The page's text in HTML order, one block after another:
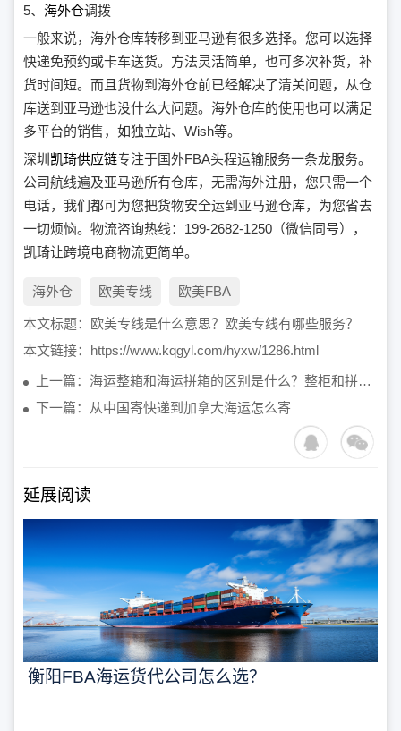
5、 海外仓调拨
一般来说，海外仓库转移到亚马逊有很多选择。您可以选择
快递免预约或卡车送货。方法灵活简单，也可多次补货，补
货时间短。而且货物到海外仓前已经解决了清关问题，从仓
库送到亚马逊也没什么大问题。海外仓库的使用也可以满足
多平台的销售，如独立站、Wish等。
深圳 凯琦供应链专注于国外FBA头程运输服务一条龙服务。
公司航线遍及亚马逊所有仓库，无需海外注册，您只需一个
电话，我们都可为您把货物安全运到亚马逊仓库，为您省去
一切烦恼。物流咨询热线：199-2682-1250（微信同号），
凯琦让跨境电商物流更简单。
海外仓​ 欧美专线 欧美FBA
本文标题：
欧美专线是什么意思？欧美专线有哪些服务？
本文链接： https://www.kqgyl.com/hyxw/1286.html
上一篇：海运整箱和海运拼箱的区别是什么？整柜和拼箱费用有什么不同？
下一篇：从中国寄快递到加拿大海运怎么寄
延展阅读
衡阳FBA海运货代公司怎么选？